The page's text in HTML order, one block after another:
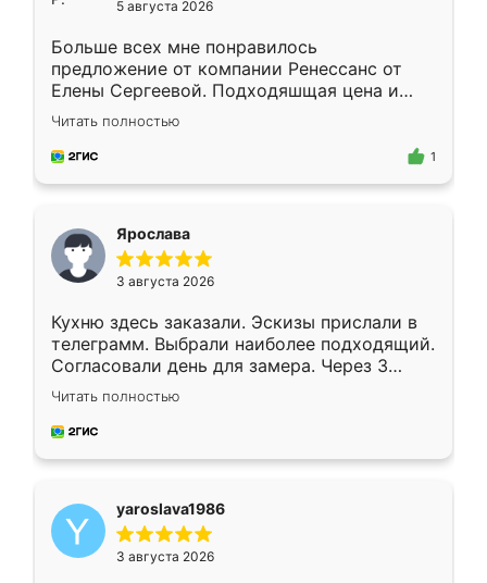
5 августа 2026
Больше всех мне понравилось
предложение от компании Ренессанс от
Елены Сергеевой. Подходяшщая цена и
короткие сроки изготовления. Приехавший
для замера сотрудник Владислав
предложил по моему эскизу самый
Читать полностью
1
Ярослава
3 августа 2026
Кухню здесь заказали. Эскизы прислали в
телеграмм. Выбрали наиболее подходящий.
Согласовали день для замера. Через 3
недели кухня была уже готова. Остались
довольны работой. Спасибо Ренессанс
мебель за качественную работу!
Читать полностью
yaroslava1986
3 августа 2026